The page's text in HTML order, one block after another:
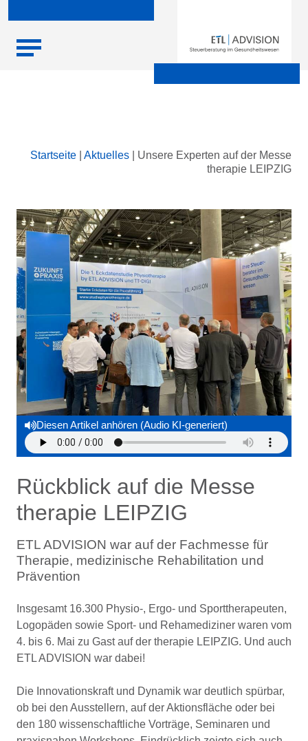
Startseite Aktuelles
Unsere Experten auf der Messe
therapie LEIPZIG
Diesen Artikel anhören (Audio KI-generiert)
Rückblick auf die Messe
therapie LEIPZIG
ETL ADVISION war auf der Fachmesse für
Therapie, medizinische Rehabilitation und
Prävention
Insgesamt 16.300 Physio-, Ergo- und Sporttherapeuten,
Logopäden sowie Sport- und Rehamediziner waren vom
4. bis 6. Mai zu Gast auf der therapie LEIPZIG. Und auch
ETL ADVISION war dabei!
Die Innovationskraft und Dynamik war deutlich spürbar,
ob bei den Ausstellern, auf der Aktionsfläche oder bei
den 180 wissenschaftliche Vorträge, Seminaren und